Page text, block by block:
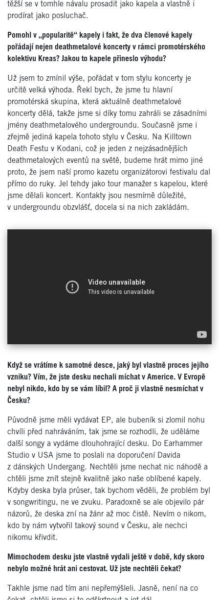
těžší se v tomhle návalu prosadit jako kapela a vlastně i
prodírat jako posluchač.
Pomohl v „popularitě“ kapely i fakt, že dva členové kapely
pořádají nejen deathmetalové koncerty v rámci promotérského
kolektivu Kreas? Jakou to kapele přineslo výhodu?
Už jsem to zmínil výše, pořádat v tom stylu koncerty je
určitě velká výhoda. Řekl bych, že jsme tu hlavní
promotérská skupina, která aktuálně deathmetalové
koncerty dělá, takže jsme si díky tomu zahráli se zásadními
jmény deathmetalového undergroundu. Současně jsme i
zřejmě jediná kapela tohoto stylu v Česku. Na Killtown
Death Festu v Kodani, což je jeden z nejzásadnějších
deathmetalových eventů na světě, budeme hrát mimo jiné
proto, že jsem naší promo kazetu organizátorovi festivalu dal
přímo do ruky. Jel tehdy jako tour manažer s kapelou, které
jsme dělali koncert. Kontakty jsou nesmírně důležité,
v undergroundu obzvlášť, docela si na nich zakládám.
Když se vrátíme k samotné desce, jaký byl vlastně proces jejího
vzniku? Vím, že jste desku nechali míchat v Americe. V Evropě
nebyl nikdo, kdo by se vám líbil? A proč ji vlastně nesmíchat v
Česku?
Původně jsme měli vydávat EP, ale bubeník si zlomil nohu
chvíli před nahráváním, tak jsme se rozhodli, že uděláme
další songy a vydáme dlouhohrající desku. Do Earhammer
Studio v USA jsme to poslali na doporučení Davida
z dánských Undergang. Nechtěli jsme nechat nic náhodě a
chtěli jsme znít stejně kvalitně jako naše oblíbené kapely.
Kdyby deska byla průser, tak bychom věděli, že problém byl
v songwritingu, ne ve zvuku. Paradoxně se ale objevilo pár
názorů, že deska zní na žánr až moc čistě. Nevím o nikom,
kdo by nám vytvořil takový sound v Česku, ale nechci
nikomu křivdit.
Mimochodem desku jste vlastně vydali ještě v době, kdy skoro
nebylo možné hrát ani cestovat. Už jste nechtěli čekat?
Takhle jsme nad tím ani nepřemýšleli. Jasně, není na co